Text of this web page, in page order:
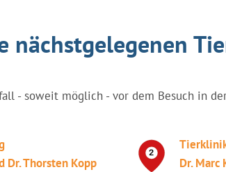
nächstgelegenen
- soweit möglich - vor dem Besuch in
Dr. Thorsten Kopp
Dr. Marc